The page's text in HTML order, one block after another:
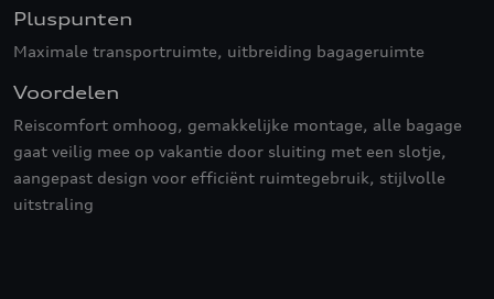
Pluspunten
Maximale transportruimte, uitbreiding bagageruimte
Voordelen
Reiscomfort omhoog, gemakkelijke montage, alle bagage
gaat veilig mee op vakantie door sluiting met een slotje,
aangepast design voor efficiënt ruimtegebruik, stijlvolle
uitstraling